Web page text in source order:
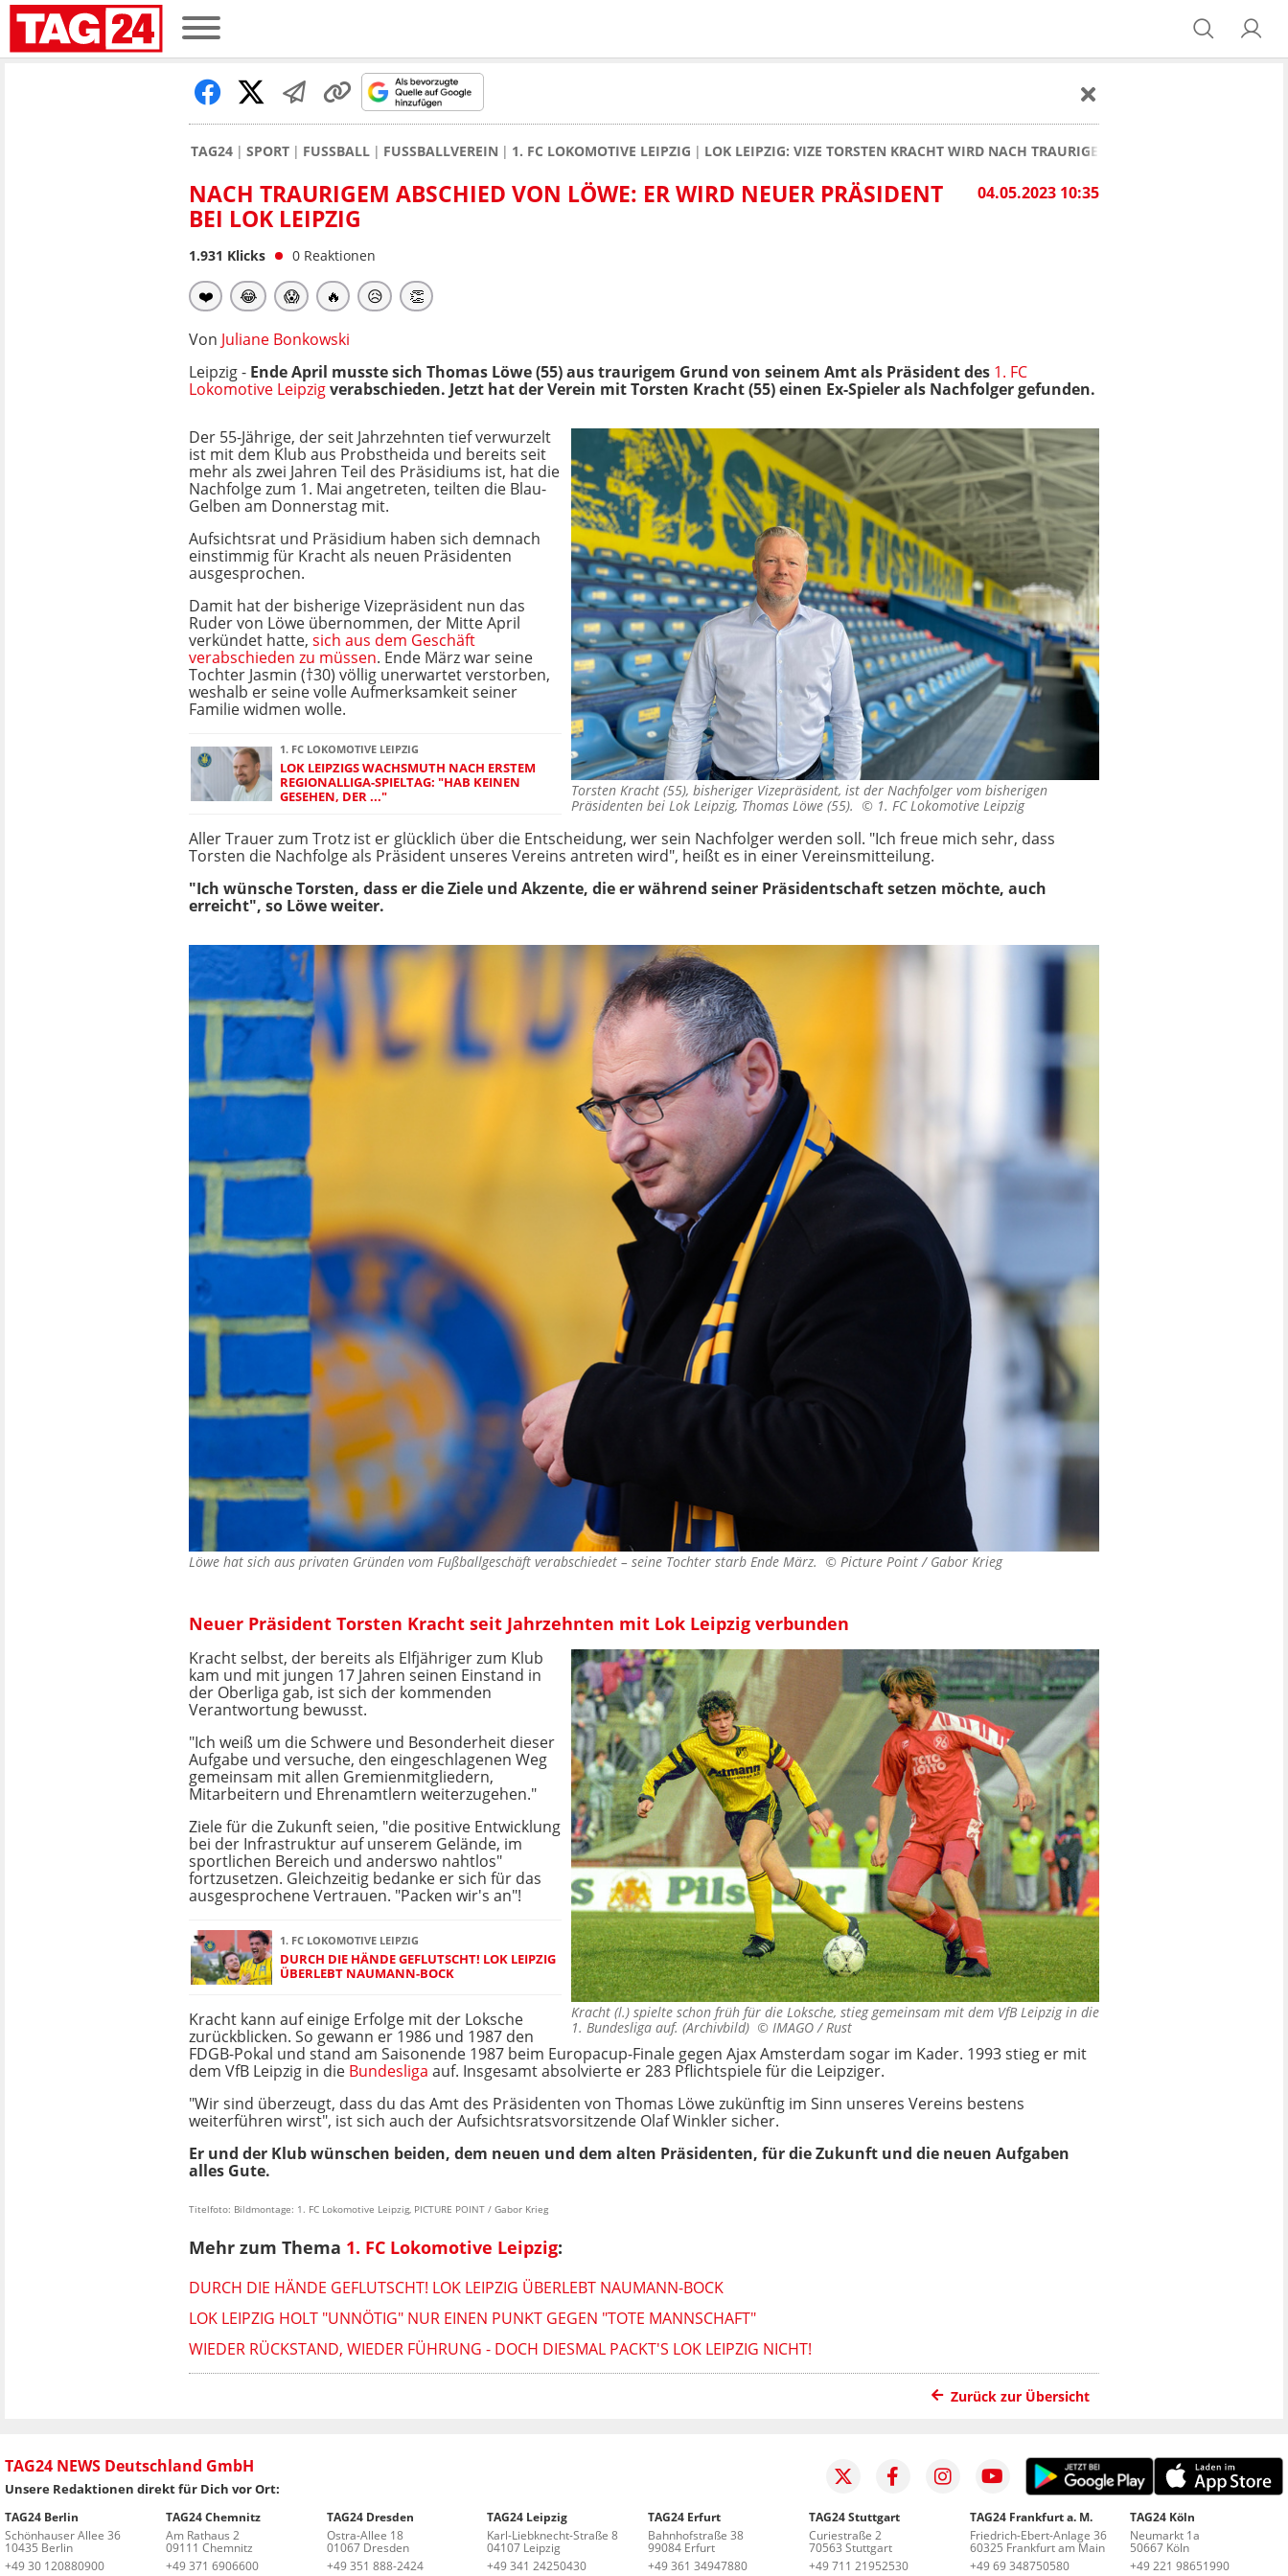
TAG24 SPORT FUSSBALL FUSSBALLVEREIN 1. FC LOKOMOTIVE LEIPZIG LOK LEIPZIG: VIZE TORSTEN KRACHT WIRD NACH TRAURIGEM ABSCHIED VON THOMAS
04.05.2023 10:35
NACH TRAURIGEM ABSCHIED VON LÖWE: ER WIRD NEUER PRÄSIDENT
BEI LOK LEIPZIG
1.931 Klicks 0 Reaktionen
❤️ 😂 😱 🔥 😥 👏
Von Juliane Bonkowski
Leipzig - Ende April musste sich Thomas Löwe (55) aus traurigem Grund von seinem Amt als Präsident des 1. FC
Lokomotive Leipzigverabschieden. Jetzt hat der Verein mit Torsten Kracht (55) einen Ex-Spieler als Nachfolger gefunden.
Torsten Kracht (55), bisheriger Vizepräsident, ist der Nachfolger vom bisherigen
Präsidenten bei Lok Leipzig, Thomas Löwe (55). © 1. FC Lokomotive Leipzig
Der 55-Jährige, der seit Jahrzehnten tief verwurzelt
ist mit dem Klub aus Probstheida und bereits seit
mehr als zwei Jahren Teil des Präsidiums ist, hat die
Nachfolge zum 1. Mai angetreten, teilten die Blau-
Gelben am Donnerstag mit.
Aufsichtsrat und Präsidium haben sich demnach
einstimmig für Kracht als neuen Präsidenten
ausgesprochen.
Damit hat der bisherige Vizepräsident nun das
Ruder von Löwe übernommen, der Mitte April
verkündet hatte, sich aus dem Geschäft
verabschieden zu müssen. Ende März war seine
Tochter Jasmin (†30) völlig unerwartet verstorben,
weshalb er seine volle Aufmerksamkeit seiner
Familie widmen wolle.
1. FC LOKOMOTIVE LEIPZIG
LOK LEIPZIGS WACHSMUTH NACH ERSTEM
REGIONALLIGA-SPIELTAG: "HAB KEINEN
GESEHEN, DER ..."
Aller Trauer zum Trotz ist er glücklich über die Entscheidung, wer sein Nachfolger werden soll. "Ich freue mich sehr, dass
Torsten die Nachfolge als Präsident unseres Vereins antreten wird", heißt es in einer Vereinsmitteilung.
"Ich wünsche Torsten, dass er die Ziele und Akzente, die er während seiner Präsidentschaft setzen möchte, auch
erreicht", so Löwe weiter.
Löwe hat sich aus privaten Gründen vom Fußballgeschäft verabschiedet – seine Tochter starb Ende März. © Picture Point / Gabor Krieg
Neuer Präsident Torsten Kracht seit Jahrzehnten mit Lok Leipzig verbunden
Kracht (l.) spielte schon früh für die Loksche, stieg gemeinsam mit dem VfB Leipzig in die
1. Bundesliga auf. (Archivbild) © IMAGO / Rust
Kracht selbst, der bereits als Elfjähriger zum Klub
kam und mit jungen 17 Jahren seinen Einstand in
der Oberliga gab, ist sich der kommenden
Verantwortung bewusst.
"Ich weiß um die Schwere und Besonderheit dieser
Aufgabe und versuche, den eingeschlagenen Weg
gemeinsam mit allen Gremienmitgliedern,
Mitarbeitern und Ehrenamtlern weiterzugehen."
Ziele für die Zukunft seien, "die positive Entwicklung
bei der Infrastruktur auf unserem Gelände, im
sportlichen Bereich und anderswo nahtlos"
fortzusetzen. Gleichzeitig bedanke er sich für das
ausgesprochene Vertrauen. "Packen wir's an"!
1. FC LOKOMOTIVE LEIPZIG
DURCH DIE HÄNDE GEFLUTSCHT! LOK LEIPZIG
ÜBERLEBT NAUMANN-BOCK
Kracht kann auf einige Erfolge mit der Loksche
zurückblicken. So gewann er 1986 und 1987 den
FDGB-Pokal und stand am Saisonende 1987 beim Europacup-Finale gegen Ajax Amsterdam sogar im Kader. 1993 stieg er mit
dem VfB Leipzig in die Bundesliga auf. Insgesamt absolvierte er 283 Pflichtspiele für die Leipziger.
"Wir sind überzeugt, dass du das Amt des Präsidenten von Thomas Löwe zukünftig im Sinn unseres Vereins bestens
weiterführen wirst", ist sich auch der Aufsichtsratsvorsitzende Olaf Winkler sicher.
Er und der Klub wünschen beiden, dem neuen und dem alten Präsidenten, für die Zukunft und die neuen Aufgaben
alles Gute.
Titelfoto: Bildmontage: 1. FC Lokomotive Leipzig, PICTURE POINT / Gabor Krieg
Mehr zum Thema 1. FC Lokomotive Leipzig:
DURCH DIE HÄNDE GEFLUTSCHT! LOK LEIPZIG ÜBERLEBT NAUMANN-BOCK
LOK LEIPZIG HOLT "UNNÖTIG" NUR EINEN PUNKT GEGEN "TOTE MANNSCHAFT"
WIEDER RÜCKSTAND, WIEDER FÜHRUNG - DOCH DIESMAL PACKT'S LOK LEIPZIG NICHT!
Zurück zur Übersicht
TAG24 NEWS Deutschland GmbH
Unsere Redaktionen direkt für Dich vor Ort:
TAG24 Berlin
Schönhauser Allee 36
10435 Berlin
+49 30 120880900
TAG24 Chemnitz
Am Rathaus 2
09111 Chemnitz
+49 371 6906600
TAG24 Dresden
Ostra-Allee 18
01067 Dresden
+49 351 888-2424
TAG24 Leipzig
Karl-Liebknecht-Straße 8
04107 Leipzig
+49 341 24250430
TAG24 Erfurt
Bahnhofstraße 38
99084 Erfurt
+49 361 34947880
TAG24 Stuttgart
Curiestraße 2
70563 Stuttgart
+49 711 21952530
TAG24 Frankfurt a. M.
Friedrich-Ebert-Anlage 36
60325 Frankfurt am Main
+49 69 348750580
TAG24 Köln
Neumarkt 1a
50667 Köln
+49 221 98651990